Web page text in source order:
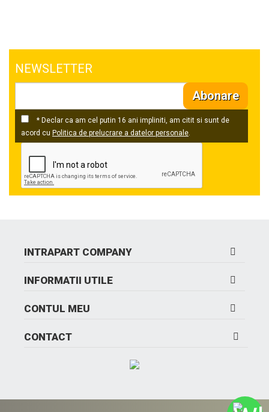
NEWSLETTER
Abonare
* Declar ca am cel putin 16 ani impliniti, am citit si sunt de
acord cu Politica de prelucrare a datelor personale.
INTRAPART COMPANY
INFORMATII UTILE
CONTUL MEU
CONTACT